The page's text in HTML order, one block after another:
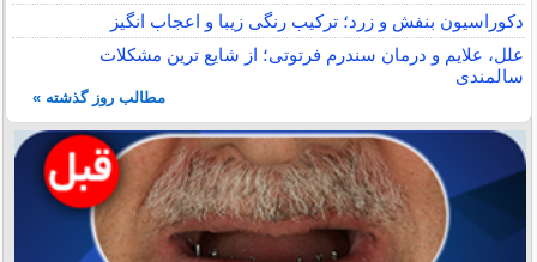
دکوراسیون بنفش و زرد؛ ترکیب رنگی زیبا و اعجاب انگیز
علل، علایم و درمان سندرم فرتوتی؛ از شایع ترین مشکلات
سالمندی
مطالب روز گذشته »